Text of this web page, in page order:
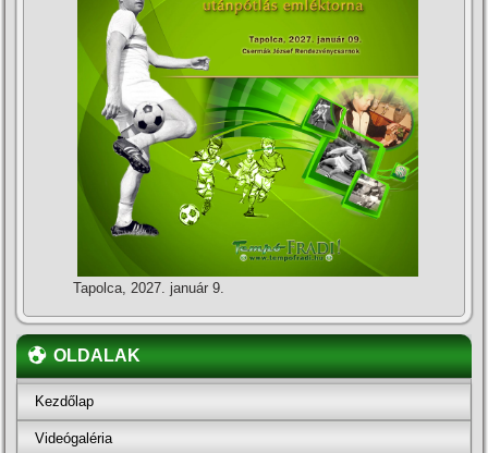
Tapolca, 2027. január 9.
OLDALAK
Kezdőlap
Videógaléria